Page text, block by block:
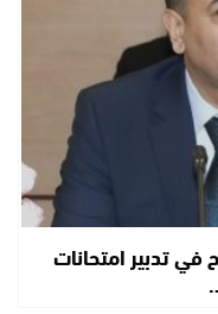
في تدبير امتحانات